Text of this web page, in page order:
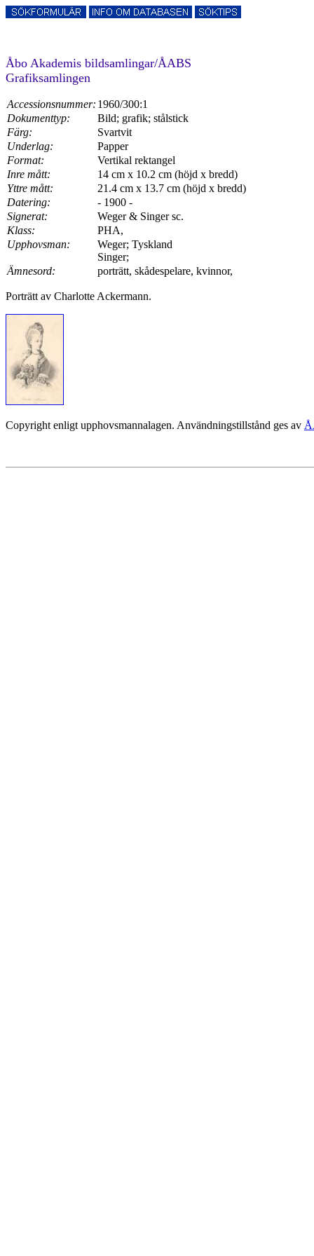
Åbo Akademis bildsamlingar/ÅABS
Grafiksamlingen
Accessionsnummer: 1960/300:1
Dokumenttyp:
Bild; grafik; stålstick
Färg:
Svartvit
Underlag:
Papper
Format:
Vertikal rektangel
Inre mått:
14 cm x 10.2 cm (höjd x bredd)
Yttre mått:
21.4 cm x 13.7 cm (höjd x bredd)
Datering:
- 1900 -
Signerat:
Weger & Singer sc.
Klass:
PHA,
Upphovsman:
Weger; Tyskland
Singer;
Ämnesord:
porträtt, skådespelare, kvinnor,
Porträtt av Charlotte Ackermann.
Copyright enligt upphovsmannalagen. Användningstillstånd ges av